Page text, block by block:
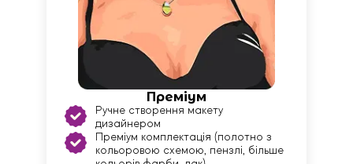
Преміум
Ручне створення макету
дизайнером
Преміум комплектація (полотно з
кольоровою схемою, пензлі, більше